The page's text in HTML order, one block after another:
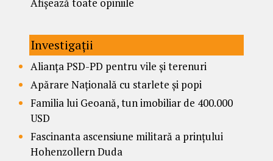
Investigații
Alianța PSD-PD pentru vile și terenuri
Apărare Națională cu starlete și popi
Familia lui Geoană, tun imobiliar de 400.000
USD
Fascinanta ascensiune militară a prințului
Hohenzollern Duda